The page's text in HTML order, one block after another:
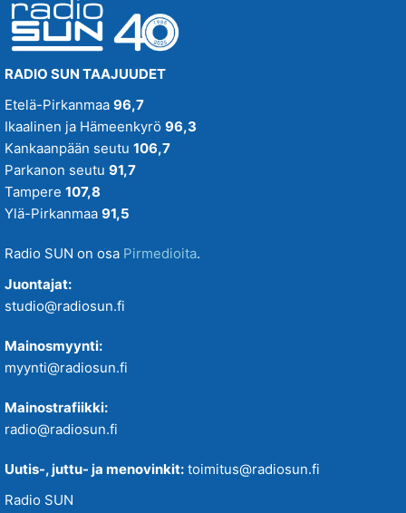
RADIO SUN TAAJUUDET
Etelä-Pirkanmaa 96,7
Ikaalinen ja Hämeenkyrö 96,3
Kankaanpään seutu 106,7
Parkanon seutu 91,7
Tampere 107,8
Ylä-Pirkanmaa 91,5
Radio SUN on osa Pirmedioita.
Juontajat:
studio@radiosun.fi
Mainosmyynti:
myynti@radiosun.fi
Mainostrafiikki:
radio@radiosun.fi
Uutis-, juttu- ja menovinkit: toimitus@radiosun.fi
Radio SUN